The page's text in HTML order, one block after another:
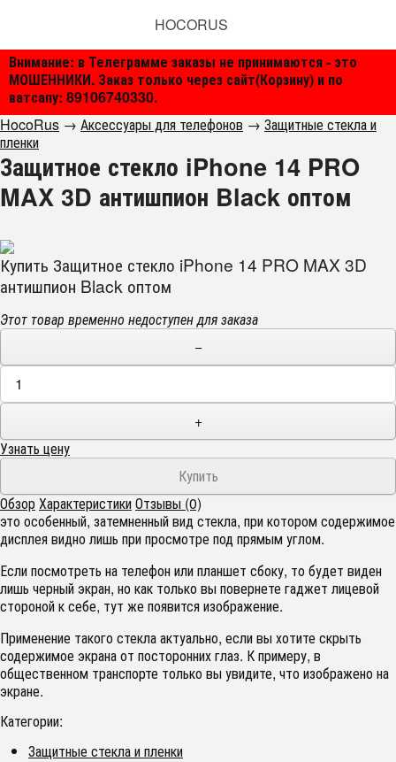
Внимание: в Телеграмме заказы не принимаются - это
МОШЕННИКИ. Заказ только через сайт(Корзину) и по
ватсапу: 89106740330.
HOCORUS
HocoRus → Аксессуары для телефонов → Защитные стекла и
пленки
Защитное стекло iPhone 14 PRO
MAX 3D антишпион Black оптом
Купить Защитное стекло iPhone 14 PRO MAX 3D
антишпион Black оптом
Этот товар временно недоступен для заказа
−
+
Узнать цену
ОбзорХарактеристикиОтзывы (0)
это особенный, затемненный вид стекла, при котором содержимое
дисплея видно лишь при просмотре под прямым углом.
Если посмотреть на телефон или планшет сбоку, то будет виден
лишь черный экран, но как только вы повернете гаджет лицевой
стороной к себе, тут же появится изображение.
Применение такого стекла актуально, если вы хотите скрыть
содержимое экрана от посторонних глаз. К примеру, в
общественном транспорте только вы увидите, что изображено на
экране.
Категории:
Защитные стекла и пленки